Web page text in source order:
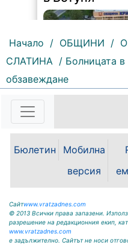
160 |
„Освобождение” №
krivodol@mbox.is-
На основание
чл. 14, ал. 7 от ЗОС;
Начало / ОБЩИНИ /
СЛАТИНА / Болницата
обзавеждане
Бюлетин
Мобилна
версия
Сайтwww.vratzadnes.com
© 2013 Всички права запазени.
разрешение на редакционния екип,
www.vratzadnes.com
е задължително. Сайтът не носи